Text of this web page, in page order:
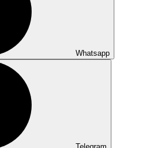
Whatsapp